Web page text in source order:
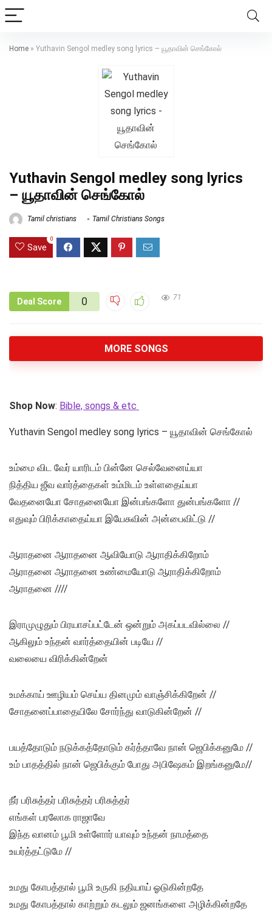
Home » Yuthavin Sengol medley song lyrics – யூதாவின் செங்கோல்
Yuthavin Sengol medley song lyrics
– யூதாவின் செங்கோல்
Tamil christians Tamil Christians Songs
Save
0
Deal Score 0 71
MORE SONGS
Shop Now: Bible, songs & etc
Yuthavin Sengol medley song lyrics – யூதாவின் செங்கோல்
உம்மை விட வேர் யாரிடம் பின்னே செல்வேனைய்யா
நித்திய ஜீவ வார்த்தைகள் உம்மிடம் உள்ளதைய்யா
வேதனையோ சோதனையோ இன்பங்களோ துன்பங்களோ //
எதுவும் பிரிக்காதைய்யா இயேசுவின் அன்பைவிட்டு //
ஆராதனை ஆராதனை ஆவியோடு ஆராதிக்கிறோம்
ஆராதனை ஆராதனை உண்மையோடு ஆராதிக்கிறோம்
ஆராதனை ////
இராமுழுதும் பிரயாசப்பட்டேன் ஒன்றும் அகப்படவில்லை //
ஆகிலும் உந்தன் வார்த்தையின் படியே //
வலையை விரிக்கின்றேன்
உமக்காய் ஊழியம் செய்ய தினமும் வாஞ்சிக்கிறேன் //
சோதனைப்பாதையிலே சோர்ந்து வாடுகின்றேன் //
பயத்தோடும் நடுக்கத்தோடும் கர்த்தாவே நான் ஜெபிக்கனுமே //
உம் பாதத்தில் நான் ஜெபிக்கும் போது அபிஷேகம் இறங்கனுமே//
நீர் பரிசுத்தர் பரிசுத்தர் பரிசுத்தர்
எங்கள் பரலோக ராஜாவே
இந்த வானம் பூமி உள்ளோர் யாவும் உந்தன் நாமத்தை
உயர்த்தட்டுமே //
உமது கோபத்தால் பூமி உருகி நதியாய் ஓடுகின்றதே
உமது கோபத்தால் காற்றும் கடலும் ஜனங்களை அழிக்கின்றதே